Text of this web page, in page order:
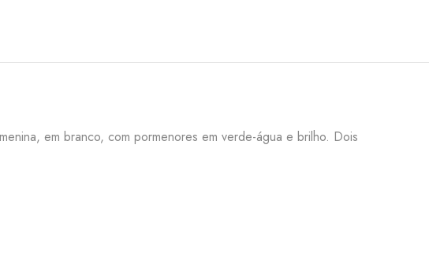
em branco, com pormenores em verde-água e brilho. Dois